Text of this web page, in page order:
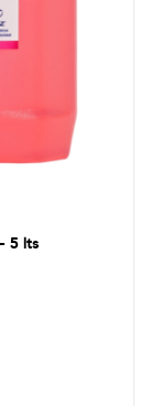
5 lts